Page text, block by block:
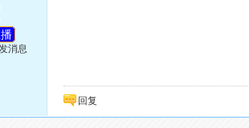
消息
回复